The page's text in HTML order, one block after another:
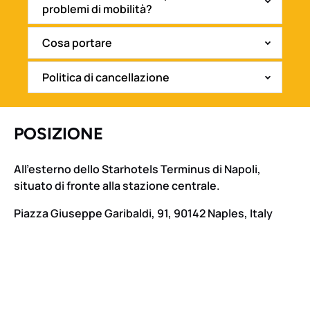
problemi di mobilità?
Cosa portare
Politica di cancellazione
POSIZIONE
All’esterno dello Starhotels Terminus di Napoli,
situato di fronte alla stazione centrale.
Piazza Giuseppe Garibaldi, 91, 90142 Naples, Italy